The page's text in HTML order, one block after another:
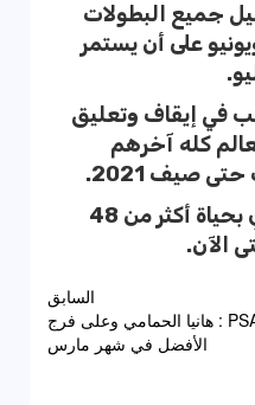
جميع البطولات
على أن يستمر
في إيقاف وتعليق
كله آخرهم
صيف 2021.
واستطاع الفيروس أن يودي بحياة أكثر من 48
الآن.
السابق
PSA : هانيا الحمامي وعلى فرج
الأفضل في شهر مارس